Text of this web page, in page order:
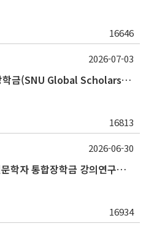
16646
2026-2학기 글로벌초우수 장학금(SNU Global Scholarship, GS) 신청 안내(~7/12 23:00)
16813
2026-07-03
2026학년도 2학기 차세대 인문학자 통합장학금 강의연구조교 선발 안내(~7/8)
16934
2026-06-30